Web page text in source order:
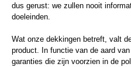
dus gerust: we zullen nooit
doeleinden.
Wat onze dekkingen betreft, valt
product. In functie van de aard
garanties die zijn voorzien in de